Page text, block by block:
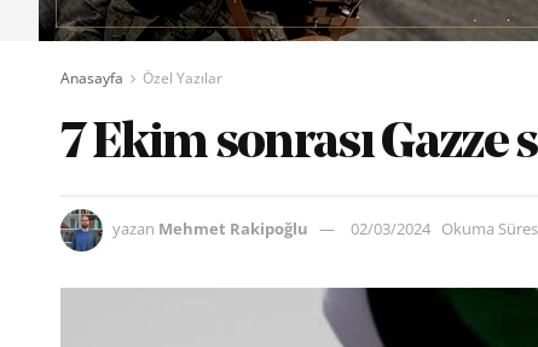
Anasayfa Özel Yazılar
7 Ekim sonrası Gazze
yazan Mehmet Rakipoğlu 02/03/2024 Okuma